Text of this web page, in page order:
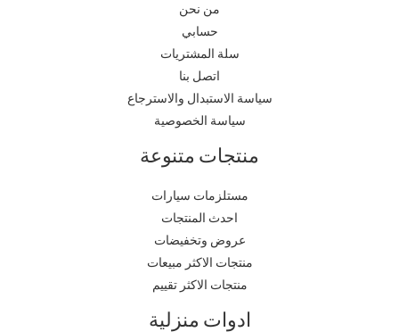
من نحن
حسابي
سلة المشتريات
اتصل بنا
سياسة الاستبدال والاسترجاع
سياسة الخصوصية
منتجات متنوعة
مستلزمات سيارات
احدث المنتجات
عروض وتخفيضات
منتجات الاكثر مبيعات
منتجات الاكثر تقييم
ادوات منزلية